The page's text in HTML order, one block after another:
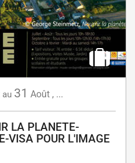
au 31 Août, ...
LA PLANETE-
VISA POUR L'IMAGE